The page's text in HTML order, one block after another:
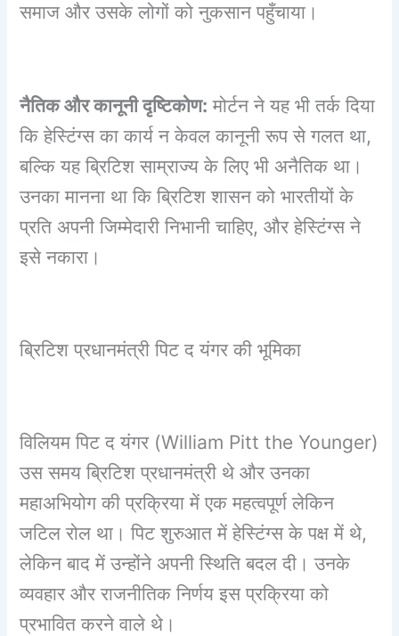
समाज और उसके लोगों को नुकसान पहुँचाया।
नैतिक और कानूनी दृष्टिकोण: मोर्टन ने यह भी तर्क दिया
कि हेस्टिंग्स का कार्य न केवल कानूनी रूप से गलत था,
बल्कि यह ब्रिटिश साम्राज्य के लिए भी अनैतिक था।
उनका मानना था कि ब्रिटिश शासन को भारतीयों के
प्रति अपनी जिम्मेदारी निभानी चाहिए, और हेस्टिंग्स ने
इसे नकारा।
ब्रिटिश प्रधानमंत्री पिट द यंगर की भूमिका
विलियम पिट द यंगर (William Pitt the Younger)
उस समय ब्रिटिश प्रधानमंत्री थे और उनका
महाअभियोग की प्रक्रिया में एक महत्वपूर्ण लेकिन
जटिल रोल था। पिट शुरुआत में हेस्टिंग्स के पक्ष में थे,
लेकिन बाद में उन्होंने अपनी स्थिति बदल दी। उनके
व्यवहार और राजनीतिक निर्णय इस प्रक्रिया को
प्रभावित करने वाले थे।